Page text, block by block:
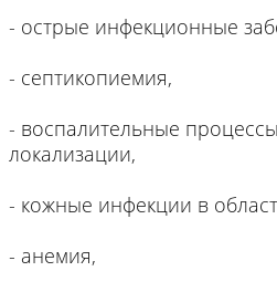
- острые инфекционные
- септикопиемия,
- воспалительные
локализации,
- кожные инфекции в
- анемия,